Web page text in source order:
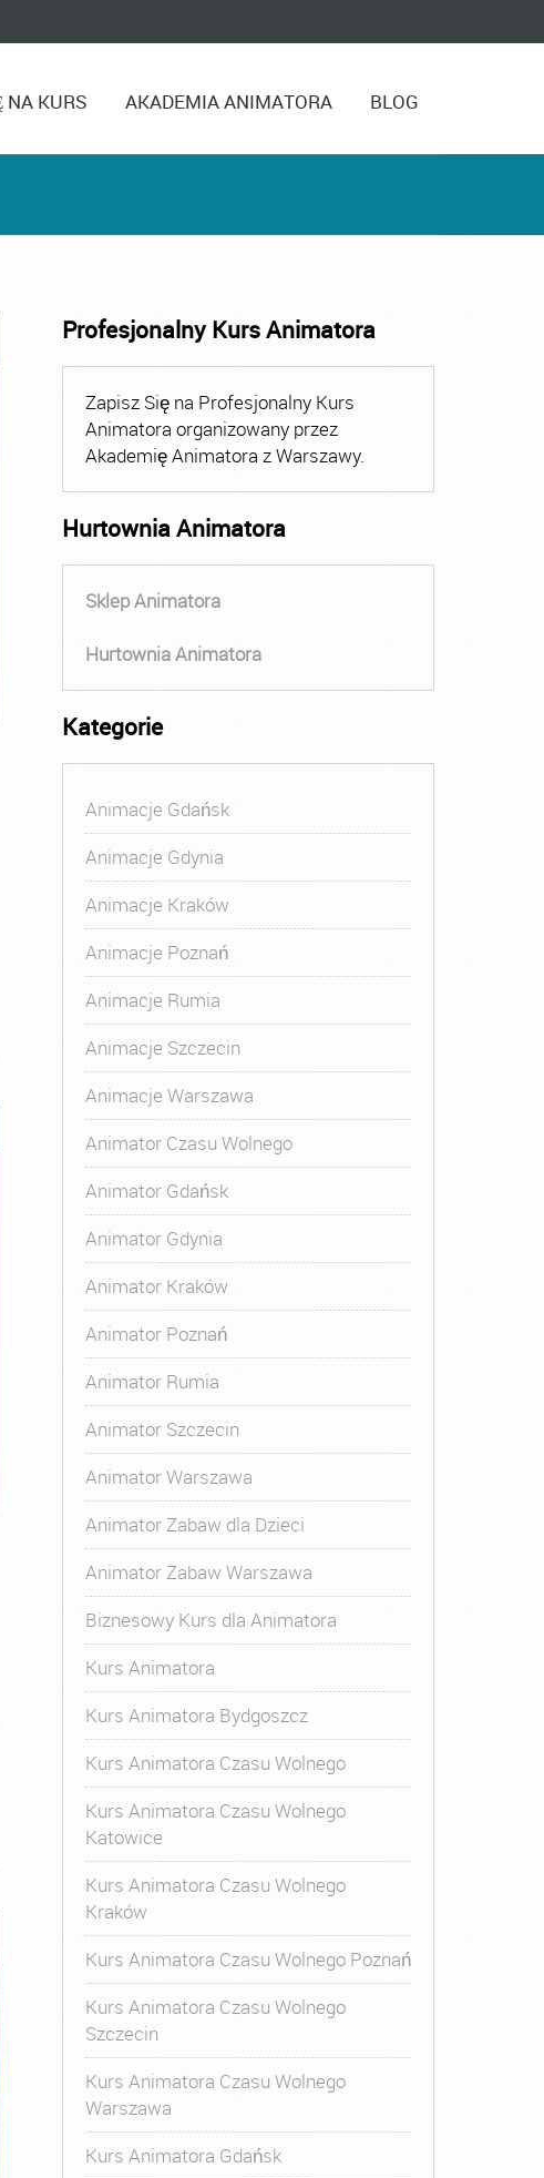
NA KURS AKADEMIA ANIMATORA BLOG
Kurs Animatora Czasu Wolnego Warszawa
Kurs Animatora Gdynia,Kurs Animatora Katowice
Kurs Animatora Czasu Wolnego,Kurs Animatora Czasu
Profesjonalny Kurs Animatora
Zapisz Się na Profesjonalny Kurs
Animatora organizowany przez
Akademię Animatora z Warszawy.
Hurtownia Animatora
Sklep Animatora
Hurtownia Animatora
Kategorie
Animacje Gdańsk
Animacje Gdynia
Animacje Kraków
Animacje Poznań
Animacje Rumia
Animacje Szczecin
Animacje Warszawa
Animator Czasu Wolnego
Animator Gdańsk
Animator Gdynia
Animator Kraków
Animator Poznań
Animator Rumia
Animator Szczecin
Animator Warszawa
Animator Zabaw dla Dzieci
Animator Zabaw Warszawa
Biznesowy Kurs dla Animatora
Kurs Animatora
Kurs Animatora Bydgoszcz
Kurs Animatora Czasu Wolnego
Kurs Animatora Czasu Wolnego
Katowice
Kurs Animatora Czasu Wolnego
Kraków
Kurs Animatora Czasu Wolnego Poznań
Kurs Animatora Czasu Wolnego
Szczecin
Kurs Animatora Czasu Wolnego
Warszawa
Kurs Animatora Gdańsk